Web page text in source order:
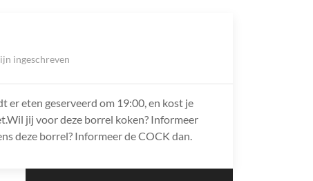
ingeschreven
er eten geserveerd om 19:00, en kost je
jij voor deze borrel koken? Informeer
deze borrel? Informeer de COCK dan.